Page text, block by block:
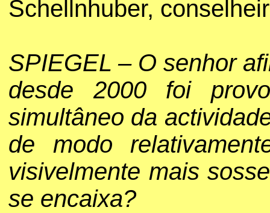
Schellnhuber,
SPIEGEL – O senhor
desde 2000 foi
simultâneo da
de modo
visivelmente mais
se encaixa?